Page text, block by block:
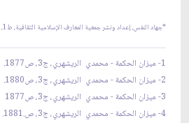
*جهاد النفس، إعداد ونشر جمعية المعارف الإسلامية الثقافية، ط1، حزيران 2005م ، ص17-29.
1- ميزان الحكمة - محمدي الريشهري، ج3، ص1877.
2- ميزان الحكمة - محمدي الريشهري، ج3، ص1880.
3- ميزان الحكمة - محمدي الريشهري، ج3، ص1877
4- ميزان الحكمة - محمدي الريشهري، ج3، ص.1881.